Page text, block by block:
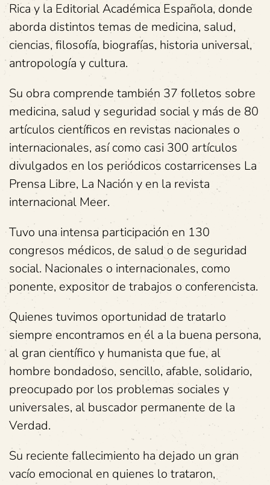
Rica y la Editorial Académica Española, donde
aborda distintos temas de medicina, salud,
ciencias, filosofía, biografías, historia universal,
antropología y cultura.
Su obra comprende también 37 folletos sobre
medicina, salud y seguridad social y más de 80
artículos científicos en revistas nacionales o
internacionales, así como casi 300 artículos
divulgados en los periódicos costarricenses La
Prensa Libre, La Nación y en la revista
internacional Meer.
Tuvo una intensa participación en 130
congresos médicos, de salud o de seguridad
social. Nacionales o internacionales, como
ponente, expositor de trabajos o conferencista.
Quienes tuvimos oportunidad de tratarlo
siempre encontramos en él a la buena persona,
al gran científico y humanista que fue, al
hombre bondadoso, sencillo, afable, solidario,
preocupado por los problemas sociales y
universales, al buscador permanente de la
Verdad.
Su reciente fallecimiento ha dejado un gran
vacío emocional en quienes lo trataron,